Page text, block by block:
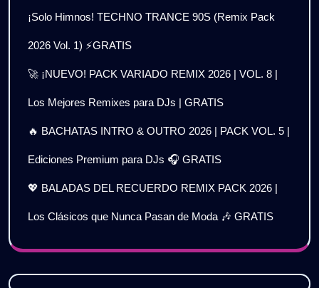
¡Solo Himnos! TECHNO TRANCE 90S (Remix Pack
2026 Vol. 1) ⚡GRATIS
🚀 ¡NUEVO! PACK VARIADO REMIX 2026 | VOL. 8 |
Los Mejores Remixes para DJs | GRATIS
🔥 BACHATAS INTRO & OUTRO 2026 | PACK VOL. 5 |
Ediciones Premium para DJs 🎧 GRATIS
💖 BALADAS DEL RECUERDO REMIX PACK 2026 |
Los Clásicos que Nunca Pasan de Moda 🎶 GRATIS